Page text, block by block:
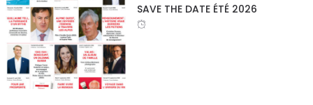
SAVE THE DATE ÉTÉ 2026